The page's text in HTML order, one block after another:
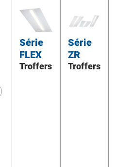
Série
FLEX
Troffers
Série
ZR
Troffers